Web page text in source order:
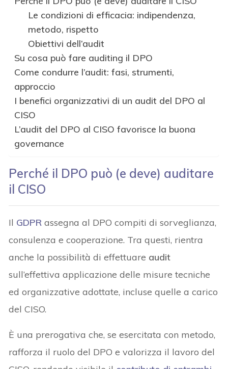
Le condizioni di efficacia: indipendenza,
metodo, rispetto
Obiettivi dell’audit
Su cosa può fare auditing il DPO
Come condurre l’audit: fasi, strumenti,
approccio
I benefici organizzativi di un audit del DPO al
CISO
L’audit del DPO al CISO favorisce la buona
governance
Perché il DPO può (e deve) auditare
il CISO
Il GDPR assegna al DPO compiti di sorveglianza,
consulenza e cooperazione. Tra questi, rientra
anche la possibilità di effettuare audit
sull’effettiva applicazione delle misure tecniche
ed organizzative adottate, incluse quelle a carico
del CISO.
È una prerogativa che, se esercitata con metodo,
rafforza il ruolo del DPO e valorizza il lavoro del